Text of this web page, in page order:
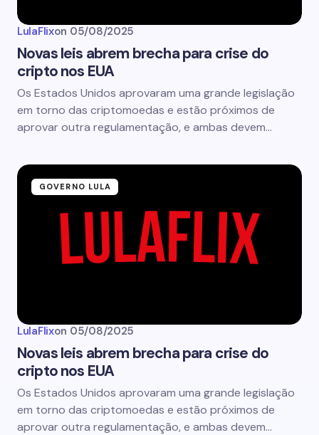
LulaFlixon 05/08/2025
Novas leis abrem brecha para crise do
cripto nos EUA
Os Estados Unidos aprovaram uma grande legislação
em torno das criptomoedas e estão próximos de
aprovar outra regulamentação, e ambas devem…
GOVERNO LULA
LulaFlixon 05/08/2025
Novas leis abrem brecha para crise do
cripto nos EUA
Os Estados Unidos aprovaram uma grande legislação
em torno das criptomoedas e estão próximos de
aprovar outra regulamentação, e ambas devem…